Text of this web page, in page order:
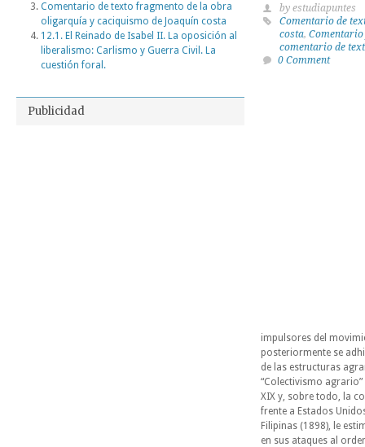
by estudiapuntes
Comentario de
costa,
comentario de
0 Comment
impulsores del
posteriormente se
de las estructuras
“Colectivismo
XIX y, sobre todo, la
frente a Estados
Filipinas (1898), le
en sus ataques al
Comentario de texto fragmento de la obra
oligarquía y caciquismo de Joaquín costa
12.1. El Reinado de Isabel II. La oposición al
liberalismo: Carlismo y Guerra Civil. La
cuestión foral.
Publicidad